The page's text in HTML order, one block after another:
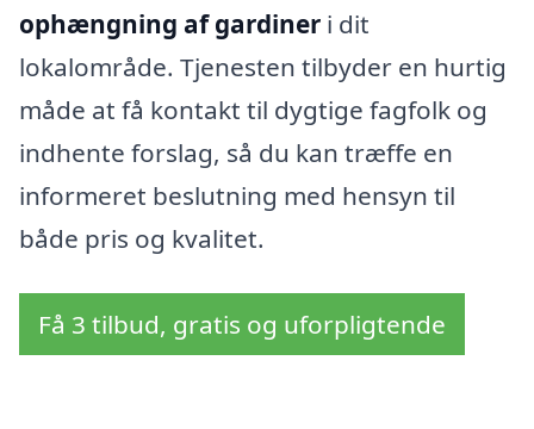
ophængning af gardiner i dit
lokalområde. Tjenesten tilbyder en hurtig
måde at få kontakt til dygtige fagfolk og
indhente forslag, så du kan træffe en
informeret beslutning med hensyn til
både pris og kvalitet.
Få 3 tilbud, gratis og uforpligtende